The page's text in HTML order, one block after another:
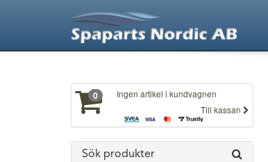
0
Ingen artikel i kundvagnen
Till kassan
Sök produkter